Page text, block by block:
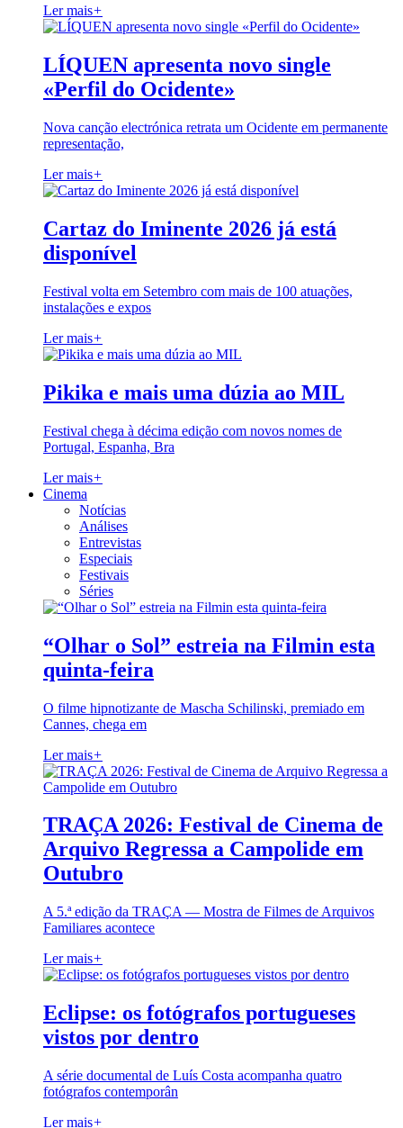
Ler mais+
LÍQUEN apresenta novo single
«Perfil do Ocidente»
Nova canção electrónica retrata um Ocidente em permanente
representação,
Ler mais+
Cartaz do Iminente 2026 já está
disponível
Festival volta em Setembro com mais de 100 atuações,
instalações e expos
Ler mais+
Pikika e mais uma dúzia ao MIL
Festival chega à décima edição com novos nomes de
Portugal, Espanha, Bra
Ler mais+
Cinema
Notícias
Análises
Entrevistas
Especiais
Festivais
Séries
“Olhar o Sol” estreia na Filmin esta
quinta-feira
O filme hipnotizante de Mascha Schilinski, premiado em
Cannes, chega em
Ler mais+
TRAÇA 2026: Festival de Cinema de
Arquivo Regressa a Campolide em
Outubro
A 5.ª edição da TRAÇA — Mostra de Filmes de Arquivos
Familiares acontece
Ler mais+
Eclipse: os fotógrafos portugueses
vistos por dentro
A série documental de Luís Costa acompanha quatro
fotógrafos contemporân
Ler mais+